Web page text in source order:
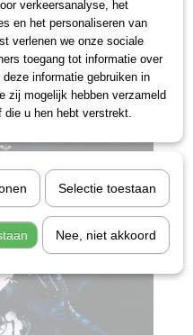
verkeersanalyse, het
en het personaliseren van
verlenen we onze sociale
toegang tot informatie over
informatie gebruiken in
zij mogelijk hebben verzameld
die u hen hebt verstrekt.
Selectie toestaan
Nee, niet akkoord